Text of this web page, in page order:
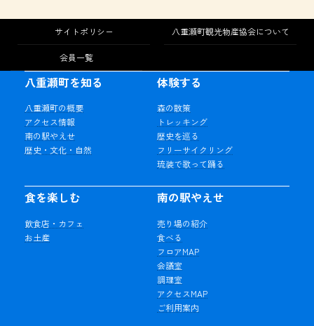
サイトポリシー 八重瀬町観光物産協会について
会員一覧
八重瀬町を知る
八重瀬町の概要
アクセス情報
南の駅やえせ
歴史・文化・自然
体験する
森の散策
トレッキング
歴史を巡る
フリーサイクリング
琉装で歌って踊る
食を楽しむ
飲食店・カフェ
お土産
南の駅やえせ
売り場の紹介
食べる
フロアMAP
会議室
調理室
アクセスMAP
ご利用案内